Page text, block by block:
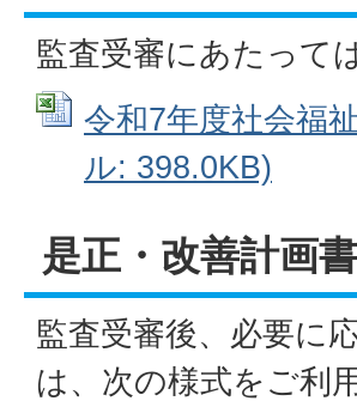
監査受審にあたって
令和7年度社会福
ル: 398.0KB)
是正・改善計画書
監査受審後、必要に
は、次の様式をご利